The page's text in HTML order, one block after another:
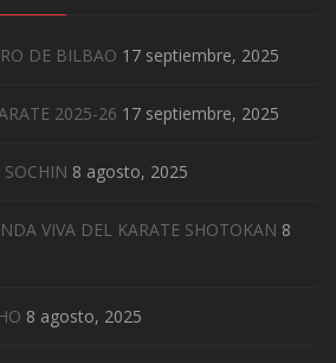
DE BILBAO 17 septiembre, 2025
2025-26 17 septiembre, 2025
SOCHIN 8 agosto, 2025
VIVA DEL KARATE SHOTOKAN 8
8 agosto, 2025